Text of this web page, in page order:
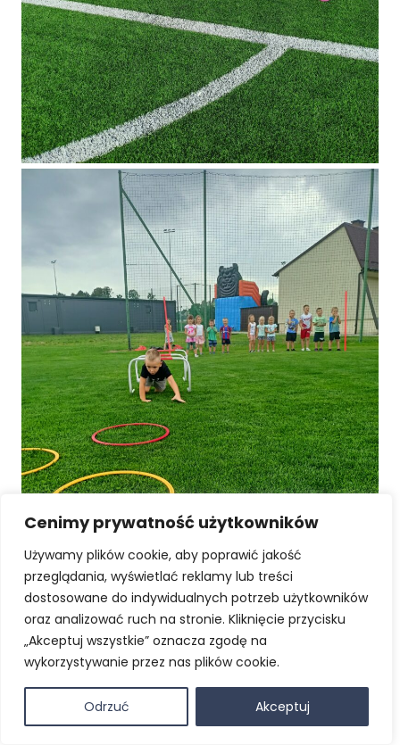
Cenimy prywatność użytkowników
Używamy plików cookie, aby poprawić jakość
przeglądania, wyświetlać reklamy lub treści
dostosowane do indywidualnych potrzeb użytkowników
oraz analizować ruch na stronie. Kliknięcie przycisku
„Akceptuj wszystkie” oznacza zgodę na
wykorzystywanie przez nas plików cookie.
Odrzuć Akceptuj